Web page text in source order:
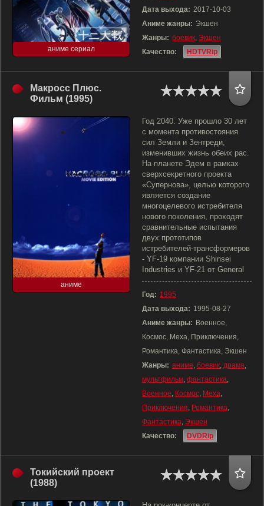
аниме сериал
Дата выхода: 2017-10-03
Аниме жанры: Экшен
Жанры: боевик, Экшен
Качество:
HDTVRip
Макросс Плюс.
Фильм (1995)
аниме
Год 2040. Уже прошло 30 лет
с момента противостояния
сил Земли и Зентреди,
изменивших жизнь обеих рас.
На планете Эдем в рамках
сверхсекретного проекта
«Супернова», целью которого
является создание
многоцелевого истребителя
нового поколения, проходят
сравнительные испытания
двух прототипов
истребителей-трансформеров
- YF-19 компании Shinsei
Industries и YF-21 от General
Год: 1995
Дата выхода: 1995-08-27
Аниме жанры: Военное,
Космос, Меха, Приключения,
Романтика, Фантастика, Экшен
Жанры: аниме, боевик, драма,
мультфильм, фантастика,
Военное, Космос, Меха,
Приключения, Романтика,
Фантастика, Экшен
Качество:
DVDRip
Токийский проект
(1988)